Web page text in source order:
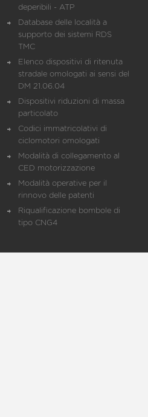
deperibili - ATP
Database delle località a
supporto dei sistemi RDS
TMC
Elenco dispositivi di ritenuta
stradale omologati ai sensi del
DM 21.06.04
Dispositivi riduzioni di massa
particolato
Codici immatricolativi di
ciclomotori omologati
Modalità di collegamento al
CED motorizzazione
Modalità operative per il
rinnovo delle patenti
Riqualificazione bombole di
tipo CNG4